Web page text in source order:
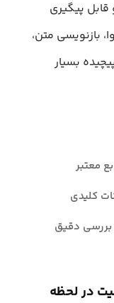
پیگیری
بازنویسی متن،
بسیار
معتبر
کلیدی
بررسی دقیق